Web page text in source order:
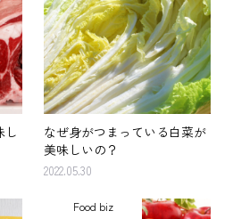
し
なぜ身がつまっている白菜が
美味しいの？
2022.05.30
Food biz